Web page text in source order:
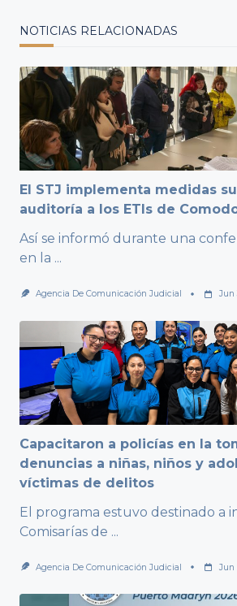
NOTICIAS RELACIONADAS
El STJ implementa medidas
auditoría a los ETIs de
Así se informó durante una
en la ...
Agencia De Comunicación Judicial Jun
Capacitaron a policías en la
denuncias a niñas, niños y
víctimas de delitos
El programa estuvo destinado a
Comisarías de ...
Agencia De Comunicación Judicial Jun